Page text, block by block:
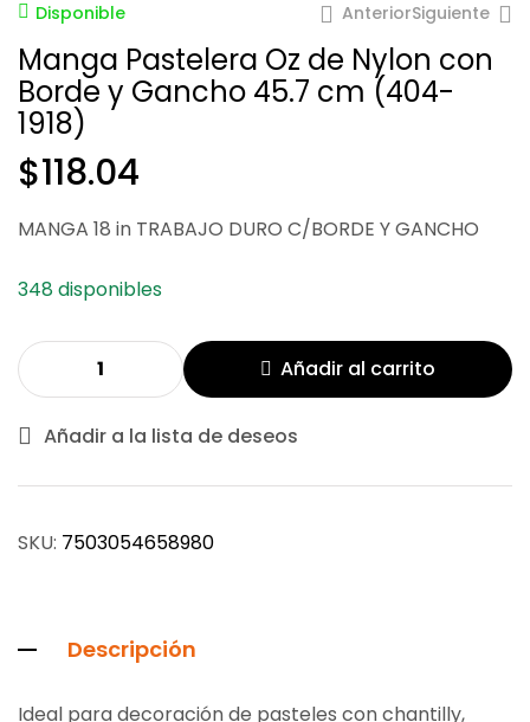
Disponible AnteriorSiguiente
$145.37
Manga Pastelera Oz de Nylon con
Borde y Gancho 45.7 cm (404-
1918)
$118.04
MANGA 18 in TRABAJO DURO C/BORDE Y GANCHO
348 disponibles
Añadir al carrito
Añadir a la lista de deseos
SKU: 7503054658980
Descripción
Ideal para decoración de pasteles con chantilly,